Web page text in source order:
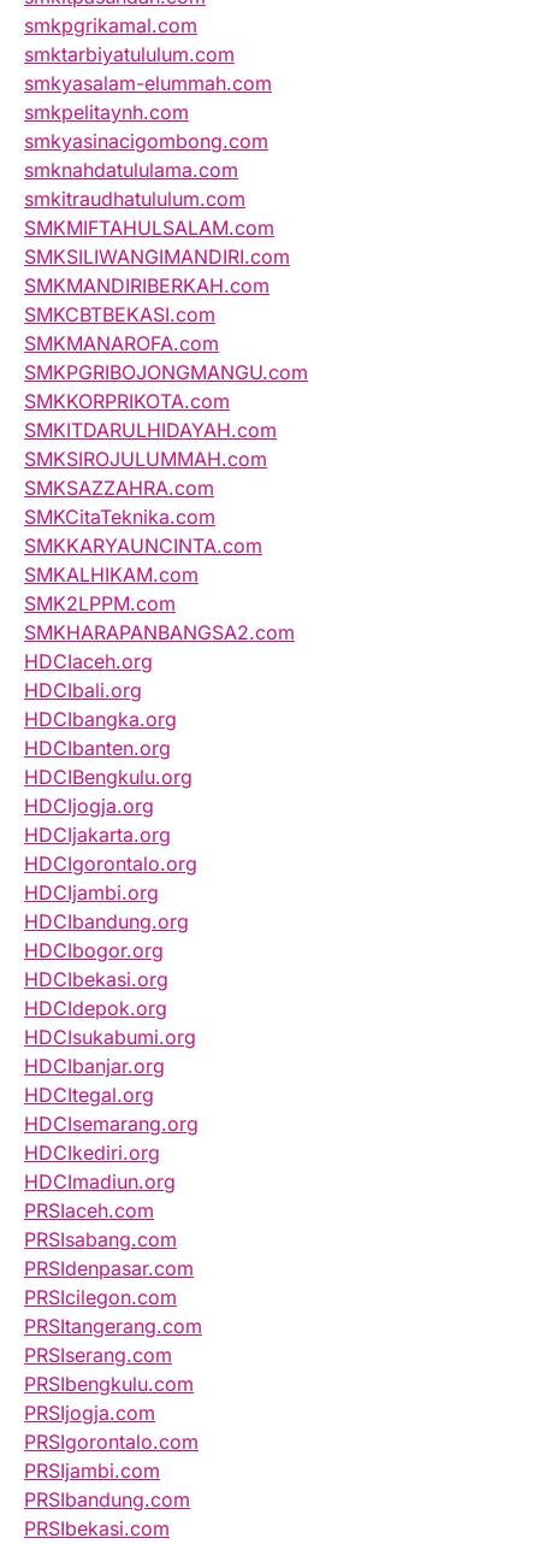
smkpgrikamal.com
smktarbiyatululum.com
smkyasalam-elummah.com
smkpelitaynh.com
smkyasinacigombong.com
smknahdatululama.com
smkitraudhatululum.com
SMKMIFTAHULSALAM.com
SMKSILIWANGIMANDIRI.com
SMKMANDIRIBERKAH.com
SMKCBTBEKASI.com
SMKMANAROFA.com
SMKPGRIBOJONGMANGU.com
SMKKORPRIKOTA.com
SMKITDARULHIDAYAH.com
SMKSIROJULUMMAH.com
SMKSAZZAHRA.com
SMKCitaTeknika.com
SMKKARYAUNCINTA.com
SMKALHIKAM.com
SMK2LPPM.com
SMKHARAPANBANGSA2.com
HDCIaceh.org
HDCIbali.org
HDCIbangka.org
HDCIbanten.org
HDCIBengkulu.org
HDCIjogja.org
HDCIjakarta.org
HDCIgorontalo.org
HDCIjambi.org
HDCIbandung.org
HDCIbogor.org
HDCIbekasi.org
HDCIdepok.org
HDCIsukabumi.org
HDCIbanjar.org
HDCItegal.org
HDCIsemarang.org
HDCIkediri.org
HDCImadiun.org
PRSIaceh.com
PRSIsabang.com
PRSIdenpasar.com
PRSIcilegon.com
PRSItangerang.com
PRSIserang.com
PRSIbengkulu.com
PRSIjogja.com
PRSIgorontalo.com
PRSIjambi.com
PRSIbandung.com
PRSIbekasi.com